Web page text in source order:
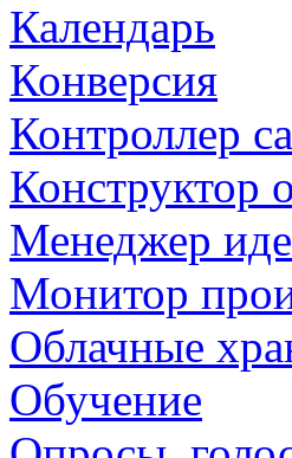
Календарь
Конверсия
Контроллер
Конструктор
Менеджер
Монитор
Облачные
Обучение